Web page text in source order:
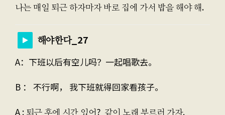
나는 매일 퇴근 하자마자 바로 집에 가서 밥을 해야 해.
해야한다_27
A：下班以后有空儿吗？一起唱歌去。
B ： 不行啊， 我下班就得回家看孩子。
A : 퇴근 후에 시간 있어? 같이 노래 부르러 가자.